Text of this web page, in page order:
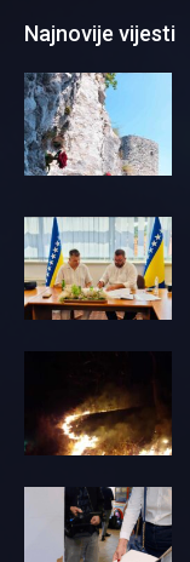
Najnovije vijesti